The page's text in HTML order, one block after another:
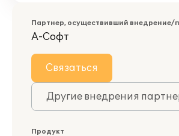
Партнер, осуществивший внедрение/
А-Софт
Связаться
Другие внедрения
Продукт